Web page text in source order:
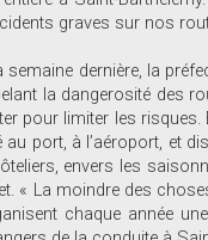
graves sur nos
dernière, la
la dangerosité des
pour limiter les
port, à l’aéroport, et
envers les
« La moindre des
chaque année